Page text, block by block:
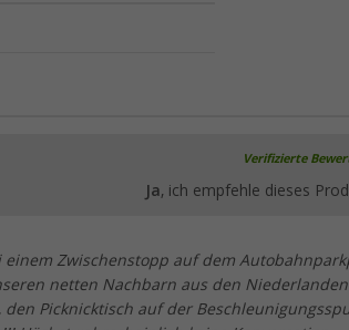
Verifizierte
Ja, ich empfehle dieses
Zwischenstopp auf dem
netten Nachbarn aus den
Picknicktisch auf der